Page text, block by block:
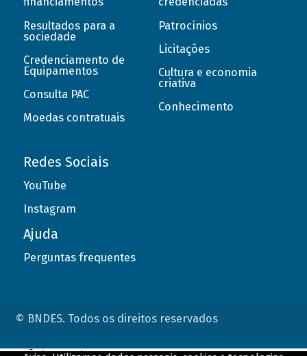
Resultados para a
sociedade
Credenciamento de
Equipamentos
Consulta PAC
Moedas contratuais
Patrocínios
Licitações
Cultura e economia
criativa
Conhecimento
Redes Sociais
YouTube
Instagram
Ajuda
Perguntas frequentes
© BNDES. Todos os direitos reservados